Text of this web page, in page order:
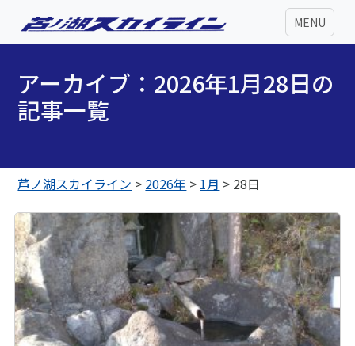
MENU
アーカイブ：2026年1月28日の
記事一覧
芦ノ湖スカイライン > 2026年 > 1月 > 28日